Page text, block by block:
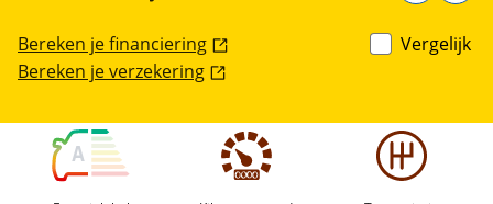
A
Bereken je financiering
Bereken je verzekering
Vergelijk